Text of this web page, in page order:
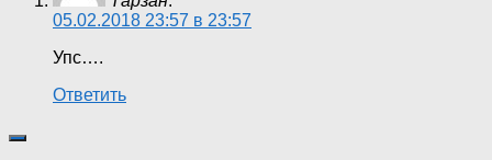
05.02.2018 23:57 в 23:57
Упс….
Ответить